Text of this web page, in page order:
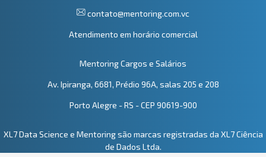
contato@mentoring.com.vc
Atendimento em horário comercial
Mentoring Cargos e Salários
Av. Ipiranga, 6681, Prédio 96A, salas 205 e 208
Porto Alegre - RS - CEP 90619-900
XL7 Data Science e Mentoring são marcas registradas da XL7 Ciência
de Dados Ltda.